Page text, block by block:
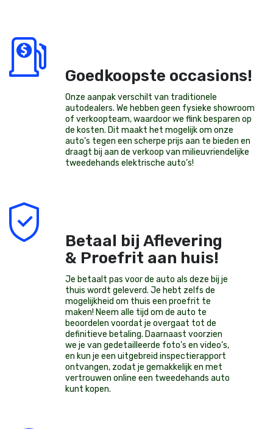
Goedkoopste occasions!
Onze aanpak verschilt van traditionele
autodealers. We hebben geen fysieke showroom
of verkoopteam, waardoor we flink besparen op
de kosten. Dit maakt het mogelijk om onze
auto’s tegen een scherpe prijs aan te bieden en
draagt bij aan de verkoop van milieuvriendelijke
tweedehands elektrische auto’s!
Betaal bij Aflevering
& Proefrit aan huis!
Je betaalt pas voor de auto als deze bij je
thuis wordt geleverd. Je hebt zelfs de
mogelijkheid om thuis een proefrit te
maken! Neem alle tijd om de auto te
beoordelen voordat je overgaat tot de
definitieve betaling. Daarnaast voorzien
we je van gedetailleerde foto’s en video’s,
en kun je een uitgebreid inspectierapport
ontvangen, zodat je gemakkelijk en met
vertrouwen online een tweedehands auto
kunt kopen.